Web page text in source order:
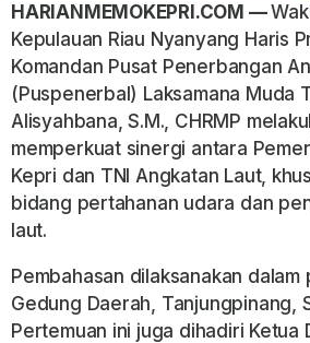
HARIANMEMOKEPRI.COM —
Kepulauan Riau Nyanyang Haris
Komandan Pusat Penerbangan
(Puspenerbal) Laksamana Muda
Alisyahbana, S.M., CHRMP
memperkuat sinergi antara
Kepri dan TNI Angkatan Laut,
bidang pertahanan udara dan
laut.
Pembahasan dilaksanakan dalam
Gedung Daerah, Tanjungpinang,
Pertemuan ini juga dihadiri Ketua